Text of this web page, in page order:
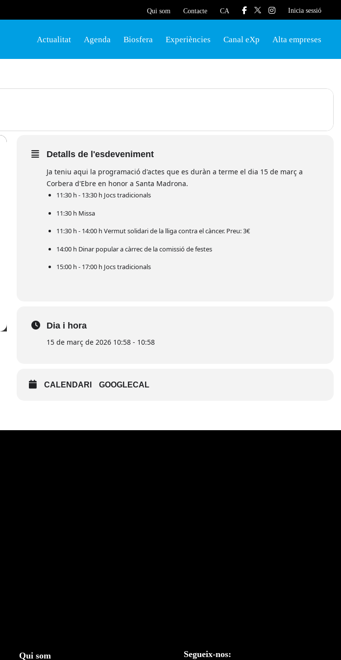
Qui som Contacte CA Inicia sessió
Actualitat Agenda Biosfera Experiències Canal eXp Alta empreses
Detalls de l'esdeveniment
Ja teniu aqui la programació d'actes que es duràn a terme el dia 15 de març a
Corbera d'Ebre en honor a Santa Madrona.
11:30 h - 13:30 h Jocs tradicionals
11:30 h Missa
11:30 h - 14:00 h Vermut solidari de la lliga contra el càncer. Preu: 3€
14:00 h Dinar popular a càrrec de la comissió de festes
15:00 h - 17:00 h Jocs tradicionals
Dia i hora
15 de març de 2026 10:58 - 10:58
CALENDARI GOOGLECAL
Qui som Segueix-nos: